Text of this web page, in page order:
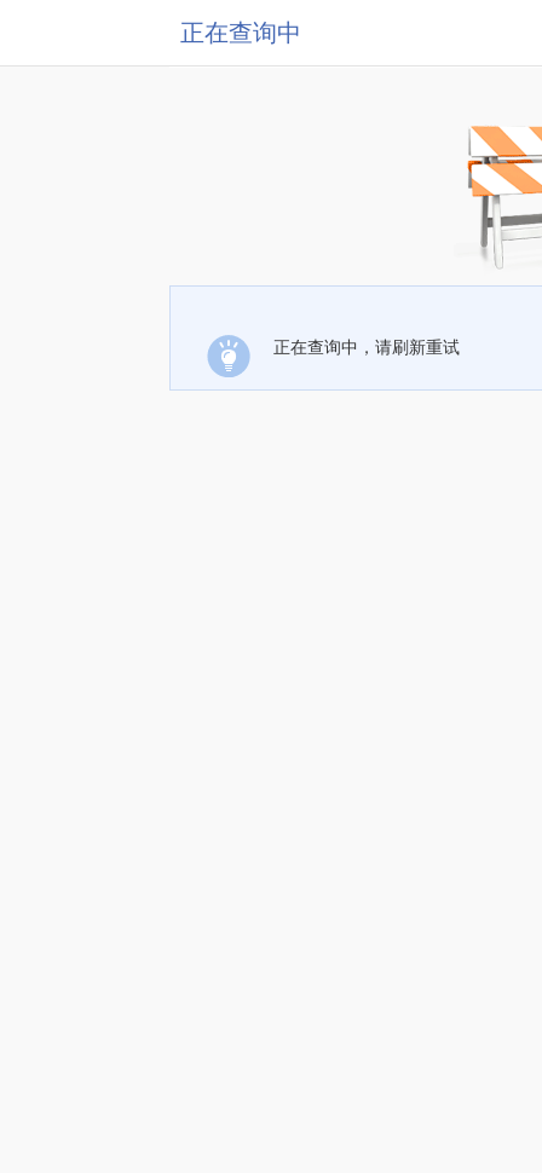
正在查询中
正在查询中，请刷新重试